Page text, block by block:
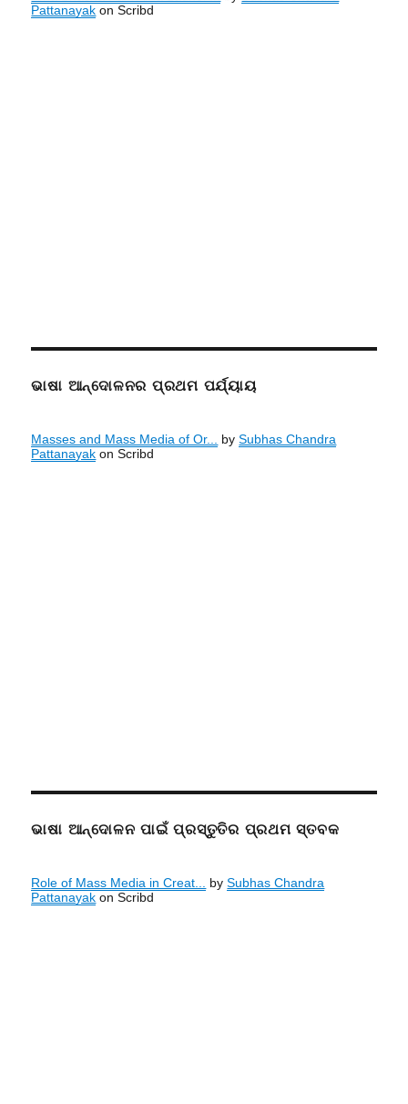
Pattanayak on Scribd
ଭାଷା ଆନ୍ଦୋଳନର ପ୍ରଥମ ପର୍ଯ୍ୟାୟ
Masses and Mass Media of Or... bySubhas Chandra
Pattanayak on Scribd
ଭାଷା ଆନ୍ଦୋଳନ ପାଇଁ ପ୍ରସ୍ତୁତିର ପ୍ରଥମ ସ୍ତବକ
Role of Mass Media in Creat... bySubhas Chandra
Pattanayak on Scribd